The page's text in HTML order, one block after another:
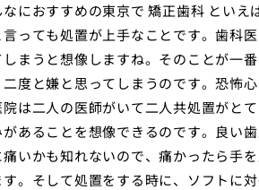
におすすめの東京で 矯正歯科 といえ
っても処置が上手なことです。歯科
まうと想像しますね。そのことが一
度と嫌と思ってしまうのです。恐怖
は二人の医師がいて二人共処置がと
あることを想像できるのです。良い
いかも知れないので、痛かったら手
。そして処置をする時に、ソフトに対